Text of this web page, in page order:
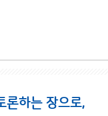
론하는 장으로,